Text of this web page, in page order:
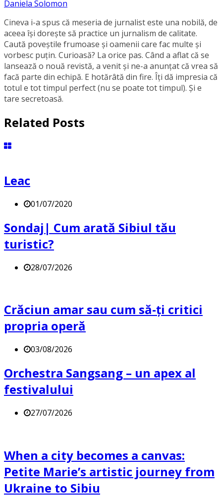
Daniela Solomon
Cineva i-a spus că meseria de jurnalist este una nobilă, de
aceea își dorește să practice un jurnalism de calitate.
Caută poveștile frumoase și oamenii care fac multe și
vorbesc puțin. Curioasă? La orice pas. Când a aflat că se
lansează o nouă revistă, a venit și ne-a anunțat că vrea să
facă parte din echipă. E hotărâtă din fire. Îți dă impresia că
totul e tot timpul perfect (nu se poate tot timpul). Și e
tare secretoasă.
Related Posts
Leac
01/07/2020
Sondaj| Cum arată Sibiul tău
turistic?
28/07/2026
Crăciun amar sau cum să-ți critici
propria operă
03/08/2026
Orchestra Sangsang – un apex al
festivalului
27/07/2026
When a city becomes a canvas:
Petite Marie’s artistic journey from
Ukraine to Sibiu